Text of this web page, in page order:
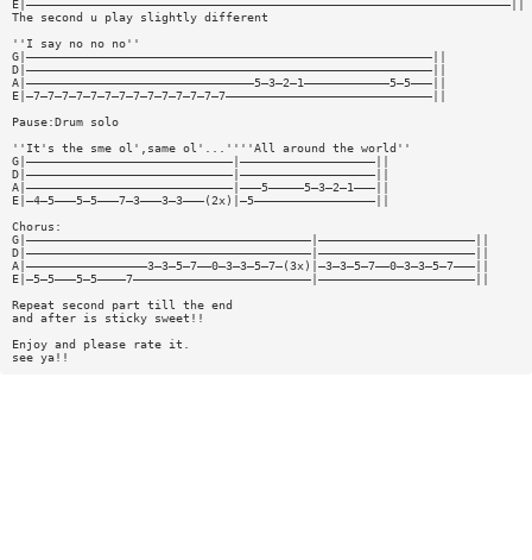
E|————————————————————————————————————————————————————————————————————||
The second u play slightly different
''I say no no no''
G|—————————————————————————————————————————————————————————||
D|—————————————————————————————————————————————————————————||
A|————————————————————————————————5—3—2—1————————————5—5———||
E|—7—7—7—7—7—7—7—7—7—7—7—7—7—7—————————————————————————————||
Pause:Drum solo
''It's the sme ol',same ol'...''''All around the world''
G|—————————————————————————————|———————————————————||
D|—————————————————————————————|———————————————————||
A|—————————————————————————————|———5—————5—3—2—1———||
E|—4—5———5—5———7—3———3—3———(2x)|—5—————————————————||
Chorus:
G|————————————————————————————————————————|——————————————————————||
D|————————————————————————————————————————|——————————————————————||
A|—————————————————3—3—5—7——0—3—3—5—7—(3x)|—3—3—5—7——0—3—3—5—7———||
E|—5—5———5—5————7—————————————————————————|——————————————————————||
Repeat second part till the end
and after is sticky sweet!!
Enjoy and please rate it.
see ya!!